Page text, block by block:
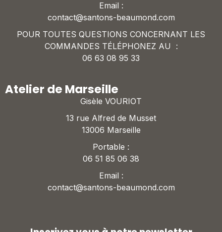
Email :
contact@santons-beaumond.com
POUR TOUTES QUESTIONS CONCERNANT LES
COMMANDES TÉLÉPHONEZ AU :
06 63 08 95 33
Atelier de Marseille
Gisèle VOURIOT
13 rue Alfred de Musset
13006 Marseille
Portable :
06 51 85 06 38
Email :
contact@santons-beaumond.com